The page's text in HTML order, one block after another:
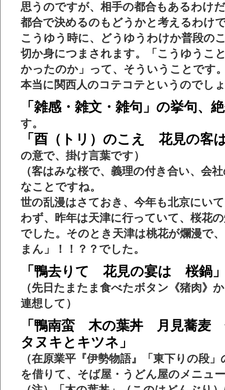
思うのですが、相手の都合もあるわけ
都合で決めるのもどうかと考えるわけ
こうゆう 時に、どうゆうわけか普段の
切か身につまされます。「 こうゆう こ
かったのか」って、そういうことです
本当に関西人のコテコテというのでし
「雑感・雑文・雑句」の挙句、
す。
「酉（トリ）のこえ 花見の客
の意で、掛け言葉です）
（客はみな桜で、義理の付き合い、会
なことですね。
世の乱漫はさておき、今年も北京にい
わず、昨年は天津に行っていて、桜花
でした。そのとき天津は桃花が爛漫で
まん」！！？？でした。
「鴨去りて 花見の宴は 桜鍋
（先日たまたま食べたボタン《猪肉》
連想して）
「鴨南蛮 木の葉丼 月見蕎
タヌキとキツネ」
（在原業平『伊勢物語』「東下りの段
を借りて、そば屋・うどん屋のメニュ